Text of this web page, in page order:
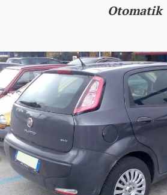
Otomatik